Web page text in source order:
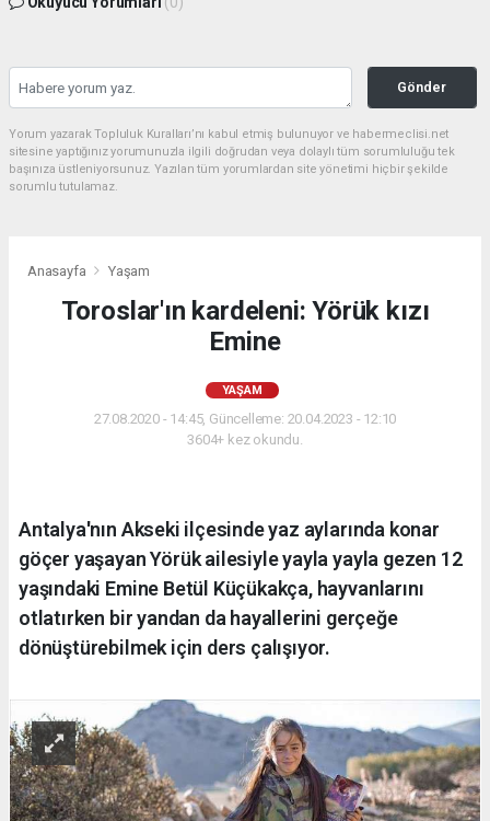
Gönder
Yorum yazarak Topluluk Kuralları’nı kabul etmiş bulunuyor ve habermeclisi.net
sitesine yaptığınız yorumunuzla ilgili doğrudan veya dolaylı tüm sorumluluğu tek
başınıza üstleniyorsunuz. Yazılan tüm yorumlardan site yönetimi hiçbir şekilde
sorumlu tutulamaz.
Anasayfa Yaşam
Toroslar'ın kardeleni: Yörük kızı
Emine
YAŞAM
27.08.2020 - 14:45, Güncelleme: 20.04.2023 - 12:10
3604+ kez okundu.
Antalya'nın Akseki ilçesinde yaz aylarında konar
göçer yaşayan Yörük ailesiyle yayla yayla gezen 12
yaşındaki Emine Betül Küçükakça, hayvanlarını
otlatırken bir yandan da hayallerini gerçeğe
dönüştürebilmek için ders çalışıyor.